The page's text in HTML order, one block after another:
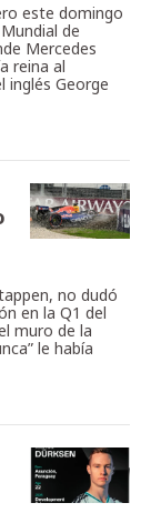
este domingo
de
Mercedes
reina al
inglés George
no dudó
en la Q1 del
muro de la
le había